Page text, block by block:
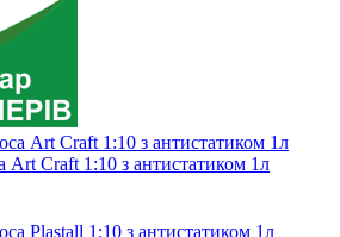
Craft 1:10 з антистатиком 1л